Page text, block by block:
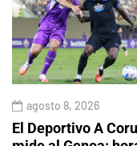
agosto 8, 2026
El Deportivo A